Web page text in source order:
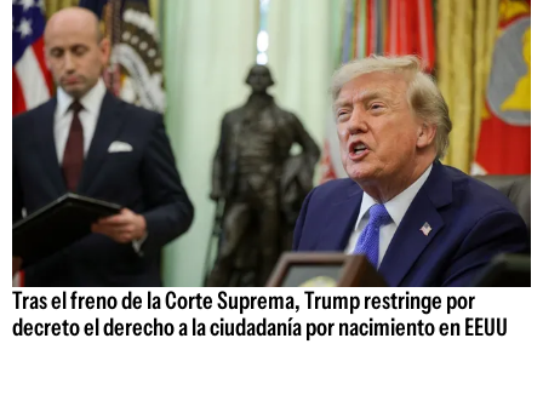
Tras el freno de la Corte Suprema, Trump restringe por
decreto el derecho a la ciudadanía por nacimiento en EEUU